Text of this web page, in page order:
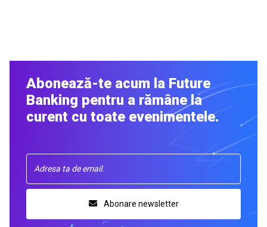
Abonează-te acum la Future
Banking pentru a rămâne la
curent cu toate evenimentele.
Abonare newsletter